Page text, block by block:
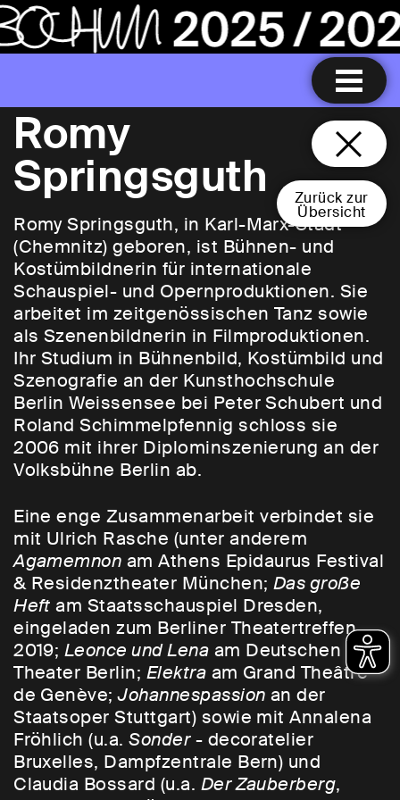
Zurück zur
Übersicht
Romy
Springsguth
Romy Springsguth, in Karl-Marx-Stadt
(Chemnitz) geboren, ist Bühnen- und
Kostümbildnerin für internationale
Schauspiel- und Opernproduktionen. Sie
arbeitet im zeitgenössischen Tanz sowie
als Szenenbildnerin in Filmproduktionen.
Ihr Studium in Bühnenbild, Kostümbild und
Szenografie an der Kunsthochschule
Berlin Weissensee bei Peter Schubert und
Roland Schimmelpfennig schloss sie
2006 mit ihrer Diplominszenierung an der
Volksbühne Berlin ab.
Eine enge Zusammenarbeit verbindet sie
mit Ulrich Rasche (unter anderem
Agamemnon am Athens Epidaurus Festival
& Residenztheater München; Das große
Heft am Staatsschauspiel Dresden,
eingeladen zum Berliner Theatertreffen
2019; Leonce und Lena am Deutschen
Theater Berlin; Elektra am Grand Theâtre
de Genève;Johannespassion an der
Staatsoper Stuttgart) sowie mit Annalena
Fröhlich (u.a.Sonder- decoratelier
Bruxelles, Dampfzentrale Bern) und
Claudia Bossard (u.a. Der Zauberberg,